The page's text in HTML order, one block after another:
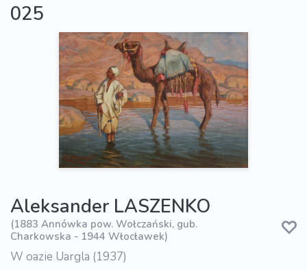
025
Aleksander LASZENKO
(1883 Annówka pow. Wołczański, gub.
Charkowska - 1944 Włocławek)
W oazie Uargla (1937)